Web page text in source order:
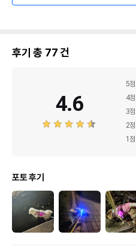
품명 및 모델명
법에 의한 인증,허가 등을
받았음을 확인할수 있는
경우 그에 대한 사항
상세페
후기 총 77건
4.6
5점
4점
3점
2점
1 점
포토 후기